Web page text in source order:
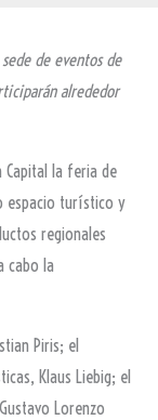
de eventos de
alrededor
Capital la feria de
espacio turístico y
regionales
cabo la
Piris; el
Klaus Liebig; el
Lorenzo